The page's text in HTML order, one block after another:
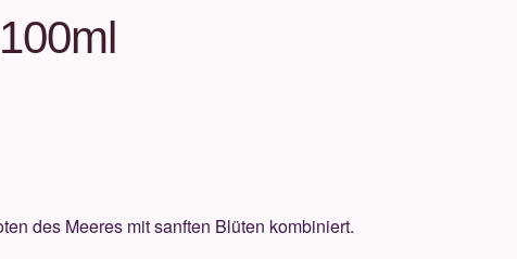
des Meeres mit sanften Blüten kombiniert.